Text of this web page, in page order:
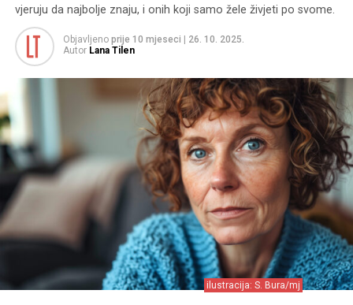
vjeruju da najbolje znaju, i onih koji samo žele živjeti po svome.
Objavljeno prije 10 mjeseci
26. 10. 2025.
Autor Lana Tilen
ilustracija: S. Bura/mj